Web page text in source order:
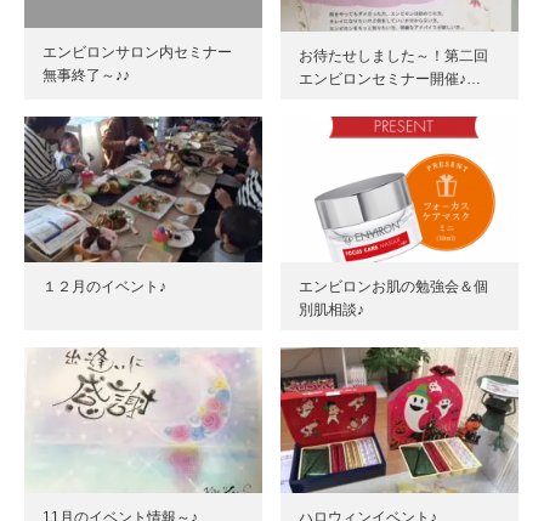
エンビロンサロン内セミナー
無事終了～♪♪
お待たせしました～！第二回
エンビロンセミナー開催♪…
１２月のイベント♪
エンビロンお肌の勉強会＆個
別肌相談♪
11月のイベント情報～♪ ハロウィンイベント♪